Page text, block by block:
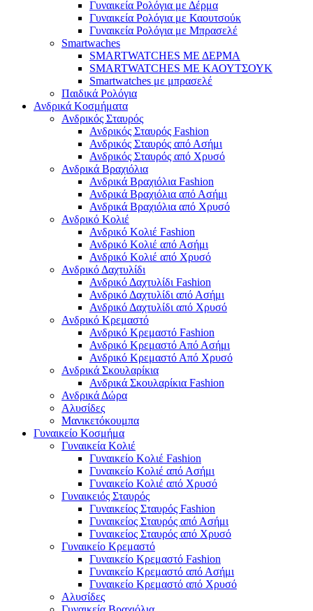
Γυναικεία Ρολόγια με Δέρμα
Γυναικεία Ρολόγια με Καουτσούκ
Γυναικεία Ρολόγια με Μπρασελέ
Smartwaches
SMARTWATCHES ΜΕ ΔΕΡΜΑ
SMARTWATCHES ΜΕ ΚΑΟΥΤΣΟΥΚ
Smartwatches με μπρασελέ
Παιδικά Ρολόγια
Ανδρικά Κοσμήματα
Ανδρικός Σταυρός
Ανδρικός Σταυρός Fashion
Ανδρικός Σταυρός από Ασήμι
Ανδρικός Σταυρός από Χρυσό
Ανδρικά Βραχιόλια
Ανδρικά Βραχιόλια Fashion
Ανδρικά Βραχιόλια από Ασήμι
Ανδρικά Βραχιόλια από Χρυσό
Ανδρικό Κολιέ
Ανδρικό Κολιέ Fashion
Ανδρικό Κολιέ από Ασήμι
Ανδρικό Κολιέ από Χρυσό
Ανδρικό Δαχτυλίδι
Ανδρικό Δαχτυλίδι Fashion
Ανδρικό Δαχτυλίδι από Ασήμι
Ανδρικό Δαχτυλίδι από Χρυσό
Ανδρικό Κρεμαστό
Ανδρικό Κρεμαστό Fashion
Ανδρικό Κρεμαστό Από Ασήμι
Ανδρικό Κρεμαστό Από Χρυσό
Ανδρικά Σκουλαρίκια
Ανδρικά Σκουλαρίκια Fashion
Ανδρικά Δώρα
Αλυσίδες
Μανικετόκουμπα
Γυναικείο Κοσμήμα
Γυναικεία Κολιέ
Γυναικείο Κολιέ Fashion
Γυναικείο Κολιέ από Ασήμι
Γυναικείο Κολιέ από Χρυσό
Γυναικειός Σταυρός
Γυναικείος Σταυρός Fashion
Γυναικείος Σταυρός από Ασήμι
Γυναικείος Σταυρός από Χρυσό
Γυναικείο Κρεμαστό
Γυναικείο Κρεμαστό Fashion
Γυναικείο Κρεμαστό από Ασήμι
Γυναικείο Κρεμαστό από Χρυσό
Αλυσίδες